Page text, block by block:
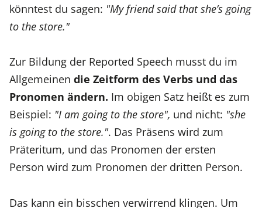
könntest du sagen: "My friend said that she’s going
to the store."
Zur Bildung der Reported Speech musst du im
Allgemeinen die Zeitform des Verbs und das
Pronomen ändern. Im obigen Satz heißt es zum
Beispiel: "I am going to the store", und nicht: "she
is going to the store.". Das Präsens wird zum
Präteritum, und das Pronomen der ersten
Person wird zum Pronomen der dritten Person.
Das kann ein bisschen verwirrend klingen. Um